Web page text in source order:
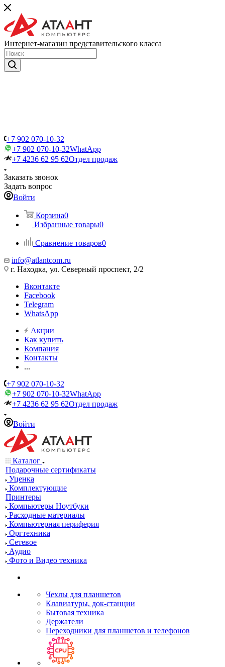
Интернет-магазин представительского класса
+7 902 070-10-32
+7 902 070-10-32WhatApp
+7 4236 62 95 62Отдел продаж
Заказать звонок
Задать вопрос
Войти
Корзина0
Избранные товары0
Сравнение товаров0
info@atlantcom.ru
г. Находка, ул. Северный проспект, 2/2
Вконтакте
Facebook
Telegram
WhatsApp
Акции
Как купить
Компания
Контакты
...
+7 902 070-10-32
+7 902 070-10-32WhatApp
+7 4236 62 95 62Отдел продаж
Войти
Каталог
Подарочные сертификаты
Уценка
Комплектующие
Принтеры
Компьютеры Ноутбуки
Расходные материалы
Компьютерная периферия
Оргтехника
Сетевое
Аудио
Фото и Видео техника
Чехлы для планшетов
Клавиатуры, док-станции
Бытовая техника
Держатели
Переходники для планшетов и телефонов